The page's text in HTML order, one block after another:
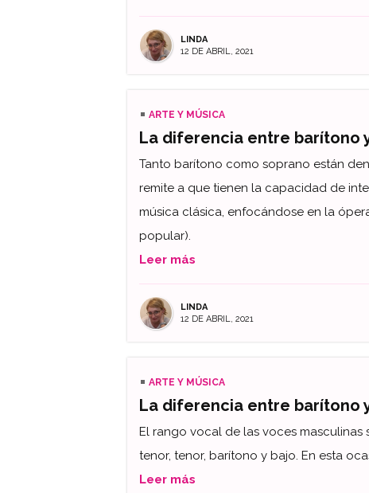
LINDA
12 DE ABRIL, 2021
ARTE Y MÚSICA
La diferencia entre barítono
Tanto barítono como soprano están
remite a que tienen la capacidad de
música clásica, enfocándose en la
popular).
Leer más
LINDA
12 DE ABRIL, 2021
ARTE Y MÚSICA
La diferencia entre barítono
El rango vocal de las voces
tenor, tenor, barítono y bajo. En esta
Leer más